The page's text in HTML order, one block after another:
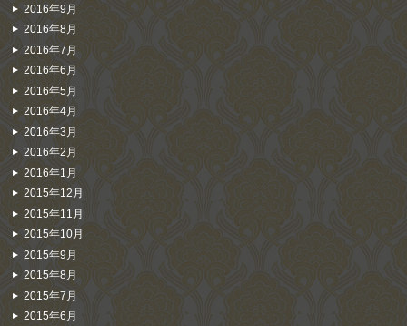
2016年9月
2016年8月
2016年7月
2016年6月
2016年5月
2016年4月
2016年3月
2016年2月
2016年1月
2015年12月
2015年11月
2015年10月
2015年9月
2015年8月
2015年7月
2015年6月